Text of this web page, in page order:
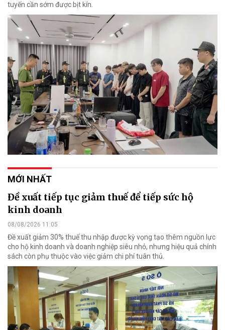
tuyến cần sớm được bịt kín.
MỚI NHẤT
Đề xuất tiếp tục giảm thuế để tiếp sức hộ
kinh doanh
08/08/2026 11:05
Đề xuất giảm 30% thuế thu nhập được kỳ vọng tạo thêm nguồn lực
cho hộ kinh doanh và doanh nghiệp siêu nhỏ, nhưng hiệu quả chính
sách còn phụ thuộc vào việc giảm chi phí tuân thủ.